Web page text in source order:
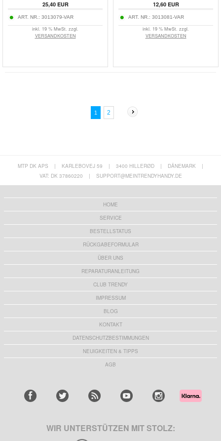
25,40EUR
ART. NR.: 3013079-VAR
inkl. 19 % MwSt. zzgl.
VERSANDKOSTEN
12,60EUR
ART. NR.: 3013081-VAR
inkl. 19 % MwSt. zzgl.
VERSANDKOSTEN
1 2
MTP DK APS | KARLEBOVEJ 59 | 3400 HILLERØD | DÄNEMARK
|
VAT: DK 37860220
| SUPPORT@MEINTRENDYHANDY.DE
HOME
SERVICE
BESTELLSTATUS
RÜCKGABEFORMULAR
ÜBER UNS
REPARATURANLEITUNG
CLUB TRENDY
IMPRESSUM
BLOG
KONTAKT
DATENSCHUTZBESTIMMUNGEN
NEUIGKEITEN & TIPPS
AGB
WIR UNTERSTÜTZEN MIT STOLZ: